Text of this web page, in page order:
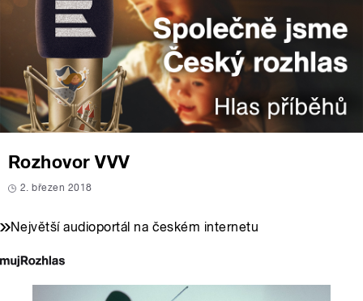
Rozhovor VVV
2. březen 2018
Největší audioportál na českém internetu